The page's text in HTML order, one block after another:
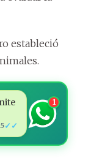
estableció
✓✓
1